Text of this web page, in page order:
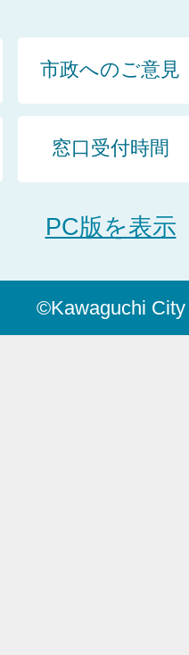
市政へのご意見
窓口受付時間
PC版を表示
©Kawaguchi City